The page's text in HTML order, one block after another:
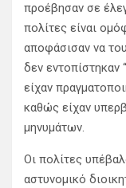
προέβησαν σε
πολίτες είναι
αποφάσισαν να
δεν εντοπίστηκαν
είχαν
καθώς είχαν
μηνυμάτων.
Οι πολίτες
αστυνομικό